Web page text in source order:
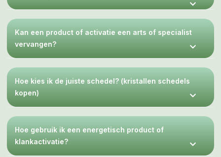
Kan een product of activatie een arts of specialist
vervangen?
Hoe kies ik de juiste schedel? (kristallen schedels
kopen)
Hoe gebruik ik een energetisch product of
klankactivatie?